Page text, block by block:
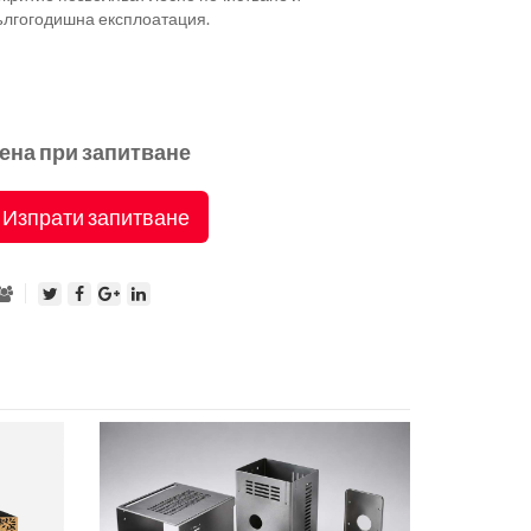
експлоатация.
при запитване
Изпрати запитване